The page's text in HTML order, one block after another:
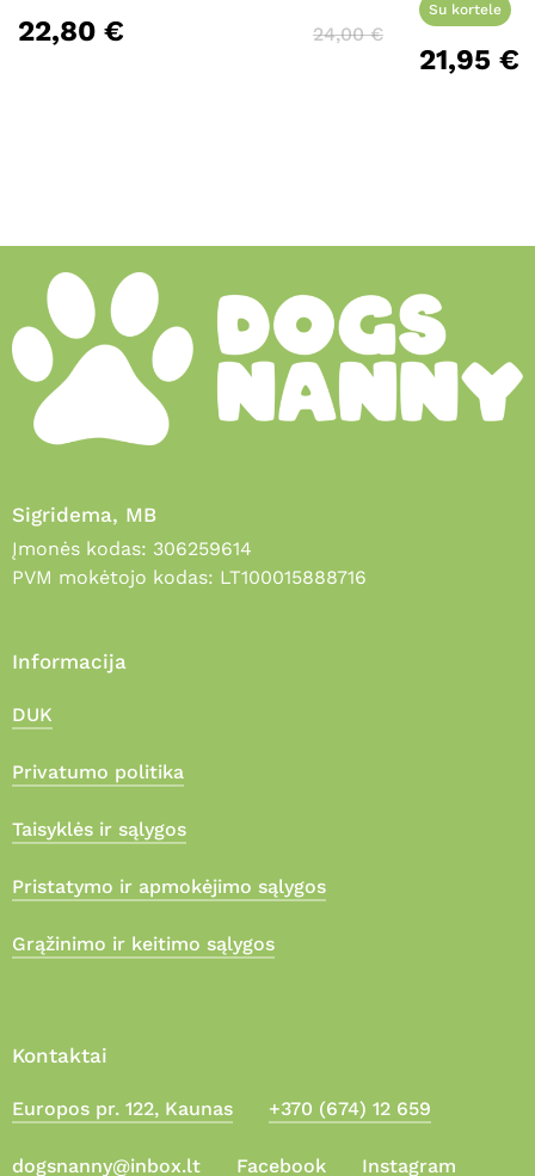
Suma:
22,80 € 24,00€
Su kortele
21,95 €
Sigridema, MB
Įmonės kodas: 306259614
PVM mokėtojo kodas: LT100015888716
Informacija
DUK
Privatumo politika
Taisyklės ir sąlygos
Pristatymo ir apmokėjimo sąlygos
Grąžinimo ir keitimo sąlygos
Kontaktai
Europos pr. 122, Kaunas +370 (674) 12 659
dogsnanny@inbox.lt Facebook Instagram